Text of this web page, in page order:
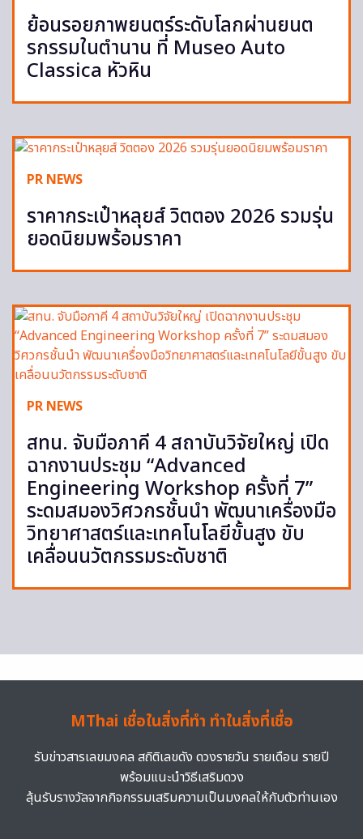
ย้อนรอยภาพยนตร์ระดับโลกผ่านยนต
รกรรมในตำนาน ที่ Museo Auto
Classica หัวหิน
PR NEWS
ราคากระเป๋าหลุยส์ วิตตอง 2026 รวมรุ่น
ยอดนิยมพร้อมราคา
PR NEWS
สทน. จับมือภาคี 4 สถาบันวิจัยใหญ่ เปิด
ฉากงานประชุม “Advanced
Engineering Workshop ครั้งที่ 7”
ระดมสมองวิศวกรชั้นนำ พัฒนาเครื่องมือ
วิทยาศาสตร์และเทคโนโลยีขั้นสูง ขับ
เคลื่อนนวัตกรรมระดับชาติ
MThai เชื่อในสิ่งที่ทำ ทำในสิ่งที่เชื่อ
รับข่าวสารเลขมงคล สถิติเลขดัง ดวงรายวัน รายเดือน รายปี
พร้อมแนะนำวิธีเสริมดวง
ลุ้นรับรางวัลจากกิจกรรมเสริมความเป็นมงคลให้กับตัวท่านเอง